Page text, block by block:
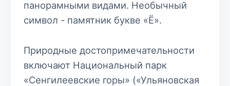
панорамными видами. Необычный
символ - памятник букве «Ё».
Природные достопримечательности
включают Национальный парк
«Сенгилеевские горы» («Ульяновская